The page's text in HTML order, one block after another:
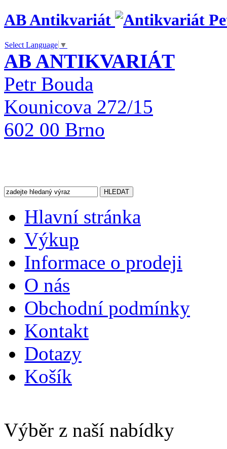
AB Antikvariát
Select Language ▼
AB ANTIKVARIÁT
Petr Bouda
Kounicova 272/15
602 00 Brno
Hlavní stránka
Výkup
Informace o prodeji
O nás
Obchodní podmínky
Kontakt
Dotazy
Košík
Výběr z naší nabídky